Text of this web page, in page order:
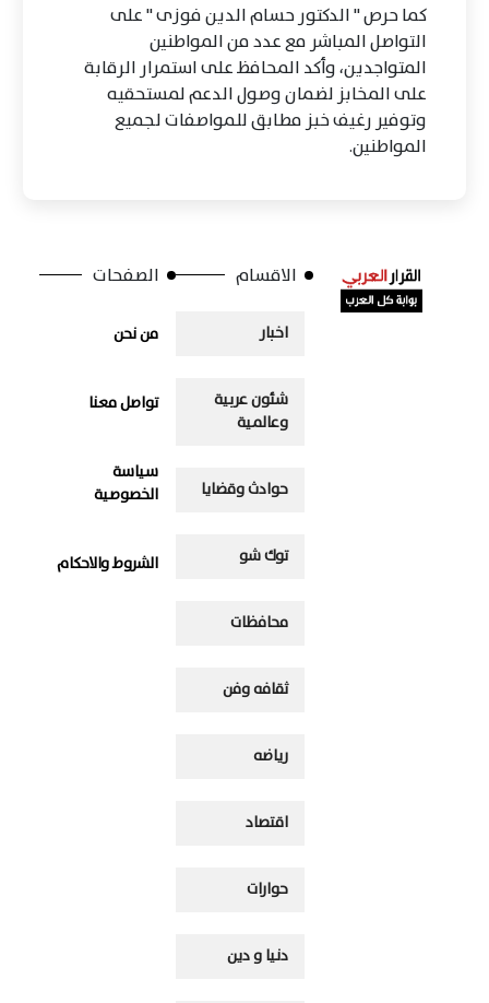
كما حرص " الدكتور حسام الدين فوزى " على
التواصل المباشر مع عدد من المواطنين
المتواجدين، وأكد المحافظ على استمرار الرقابة
على المخابز لضمان وصول الدعم لمستحقيه
وتوفير رغيف خبز مطابق للمواصفات لجميع
المواطنين.
الاقسام
اخبار
شئون عربية
وعالمية
حوادث وقضايا
توك شو
محافظات
ثقافه وفن
رياضه
اقتصاد
حوارات
دنيا و دين
الصفحات
من نحن
تواصل معنا
سياسة
الخصوصية
الشروط والاحكام